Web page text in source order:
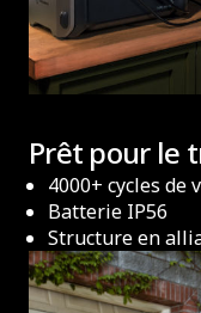
Prêt pour le
4000+ cycles de
Batterie IP56
Structure en